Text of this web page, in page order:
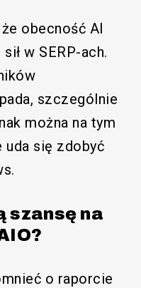
obecność AI
w SERP-ach.
szczególnie
można na tym
się zdobyć
szansę na
o raporcie